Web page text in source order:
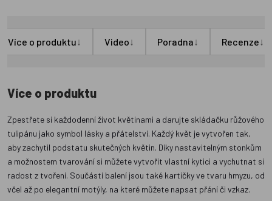
Více o produktu↓ Video↓ Poradna↓ Recenze↓
Více o produktu
Zpestřete si každodenní život květinami a darujte skládačku růžového
tulipánu jako symbol lásky a přátelství. Každý květ je vytvořen tak,
aby zachytil podstatu skutečných květin. Díky nastavitelným stonkům
a možnostem tvarování si můžete vytvořit vlastní kytici a vychutnat si
radost z tvoření. Součástí balení jsou také kartičky ve tvaru hmyzu, od
včel až po elegantní motýly, na které můžete napsat přání či vzkaz.